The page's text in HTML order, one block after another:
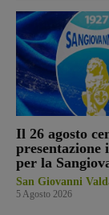
Il 26 agosto
presentazione
per la
San Giovanni
5 Agosto 2026